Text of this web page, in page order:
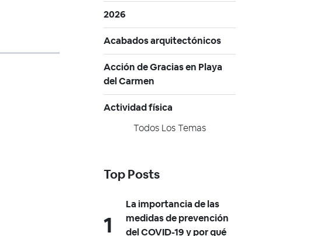
2026
Acabados arquitectónicos
Acción de Gracias en Playa
del Carmen
Actividad física
Todos Los Temas
Top Posts
La importancia de las
medidas de prevención
del COVID-19 y por qué